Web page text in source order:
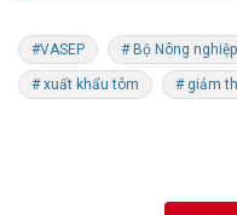
#VASEP # Bộ Nông
# xuất khẩu tôm # giảm